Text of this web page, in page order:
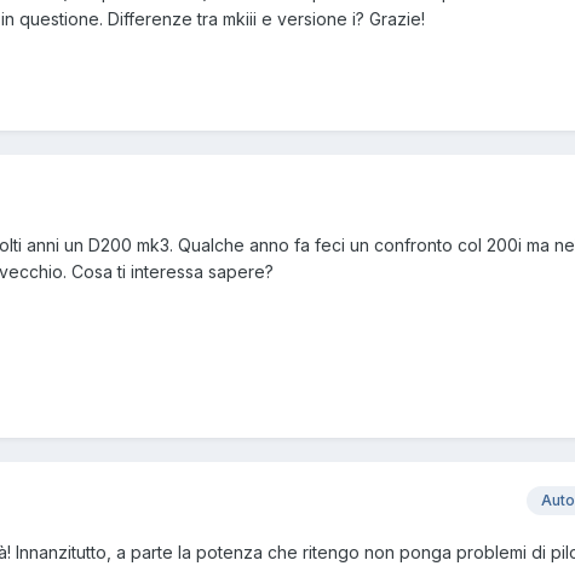
questione. Differenze tra mkiii e versione i? Grazie!
anni un D200 mk3. Qualche anno fa feci un confronto col 200i ma
Cosa ti interessa sapere?
Innanzitutto, a parte la potenza che ritengo non ponga problemi di